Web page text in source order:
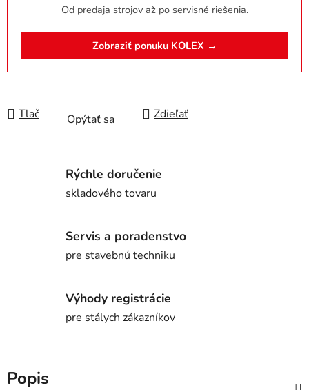
Od predaja strojov až po servisné riešenia.
Zobraziť ponuku KOLEX →
Tlač Opýtať sa Zdieľať
Rýchle doručenie
skladového tovaru
Servis a poradenstvo
pre stavebnú techniku
Výhody registrácie
pre stálych zákazníkov
Popis